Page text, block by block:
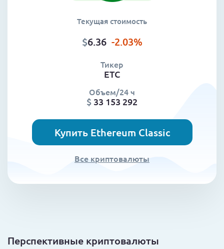
Текущая стоимость
$6.36 -2.03%
Тикер
ETC
Объем/24 ч
$ 33 153 292
Купить Ethereum Classic
Все криптовалюты
Перспективные криптовалюты